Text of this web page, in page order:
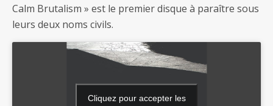
Calm Brutalism » est le premier disque à paraître sous
leurs deux noms civils.
Cliquez pour accepter les